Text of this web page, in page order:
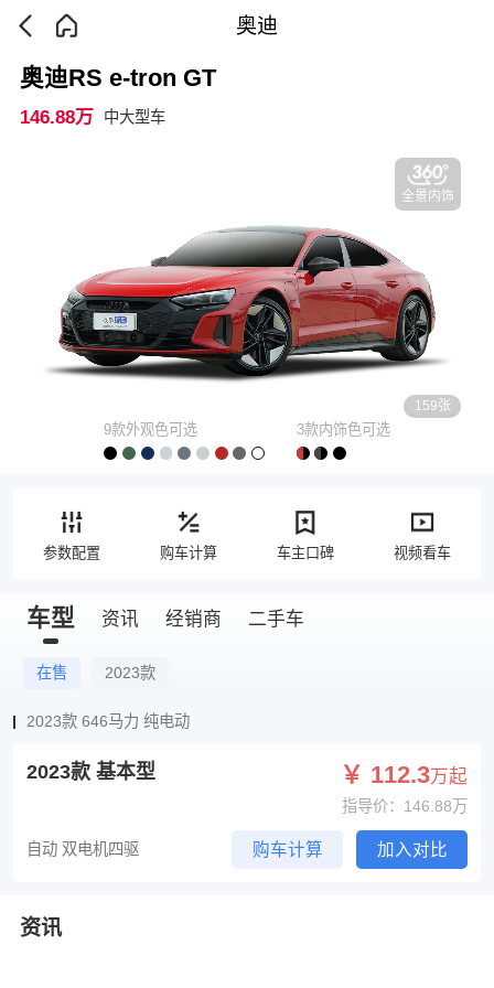
奥迪
全景内饰
159张
奥迪RS e-tron GT
146.88万 中大型车
9款外观色可选 3款内饰色可选
参数配置 购车计算 车主口碑 视频看车
车型 资讯 经销商 二手车
在售 2023款
2023款 646马力 纯电动
2023款 基本型 ￥ 112.3万起
指导价：146.88万
自动 双电机四驱 购车计算 加入对比
资讯